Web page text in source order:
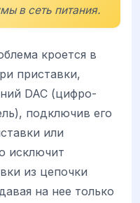
в сеть питания.
кроется в
приставки,
DAC (цифро-
подключив его
или
исключит
из цепочки
на нее только